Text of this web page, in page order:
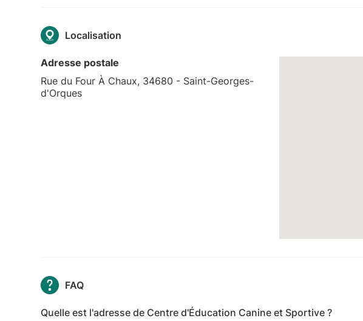
Localisation
Adresse postale
Rue du Four À Chaux, 34680 - Saint-Georges-
d'Orques
FAQ
Quelle est l'adresse de Centre d'Éducation Canine et Sportive ?